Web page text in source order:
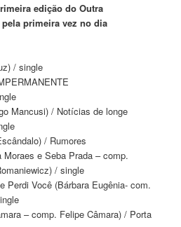
edição do Outra
primeira vez no dia
/ single
Mancusi) / Notícias de longe
/ Rumores
e Seba Prada – comp.
/ single
Perdi Você (Bárbara Eugênia- com.
– comp. Felipe Câmara) / Porta